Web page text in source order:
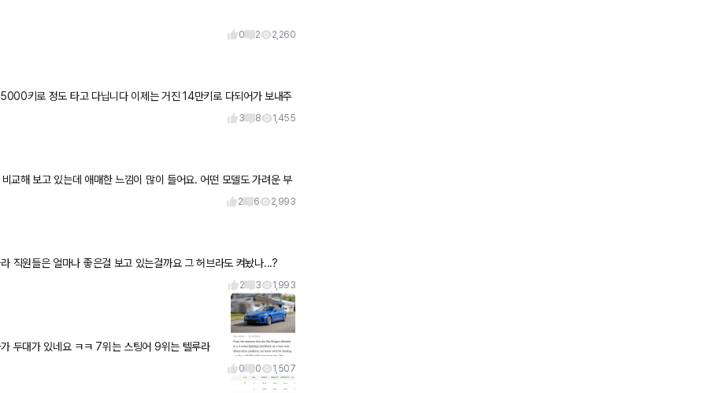
0 2 2,260
3 8 1,455
교해 보고 있는데 애매한 느낌이 많이 들어요. 어떤 모델도 가려운 부
2 6 2,993
현대는 저렇게 조립해도 조립품질 적당하게 나오는 편인데 테슬라 직원들은 얼마나 좋은걸 보고 있는걸까요 그 허브라도 켜놨나...?
2 3 1,993
두대가 있네요 ㅋㅋ 7위는 스팅어 9위는 텔루라
은 없겠죠?
0 0 1,507